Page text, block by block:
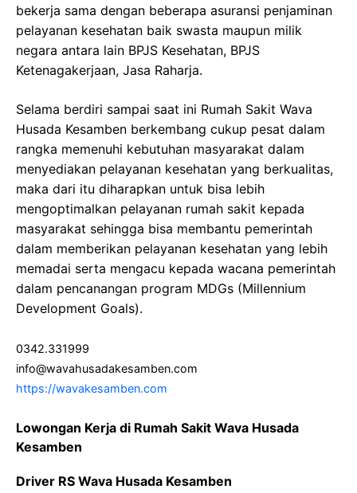
bekerja sama dengan beberapa asuransi penjaminan
pelayanan kesehatan baik swasta maupun milik
negara antara lain BPJS Kesehatan, BPJS
Ketenagakerjaan, Jasa Raharja.
Selama berdiri sampai saat ini Rumah Sakit Wava
Husada Kesamben berkembang cukup pesat dalam
rangka memenuhi kebutuhan masyarakat dalam
menyediakan pelayanan kesehatan yang berkualitas,
maka dari itu diharapkan untuk bisa lebih
mengoptimalkan pelayanan rumah sakit kepada
masyarakat sehingga bisa membantu pemerintah
dalam memberikan pelayanan kesehatan yang lebih
memadai serta mengacu kepada wacana pemerintah
dalam pencanangan program MDGs (Millennium
Development Goals).
0342.331999
info@wavahusadakesamben.com
https://wavakesamben.com
Lowongan Kerja di Rumah Sakit Wava Husada
Kesamben
Driver RS Wava Husada Kesamben